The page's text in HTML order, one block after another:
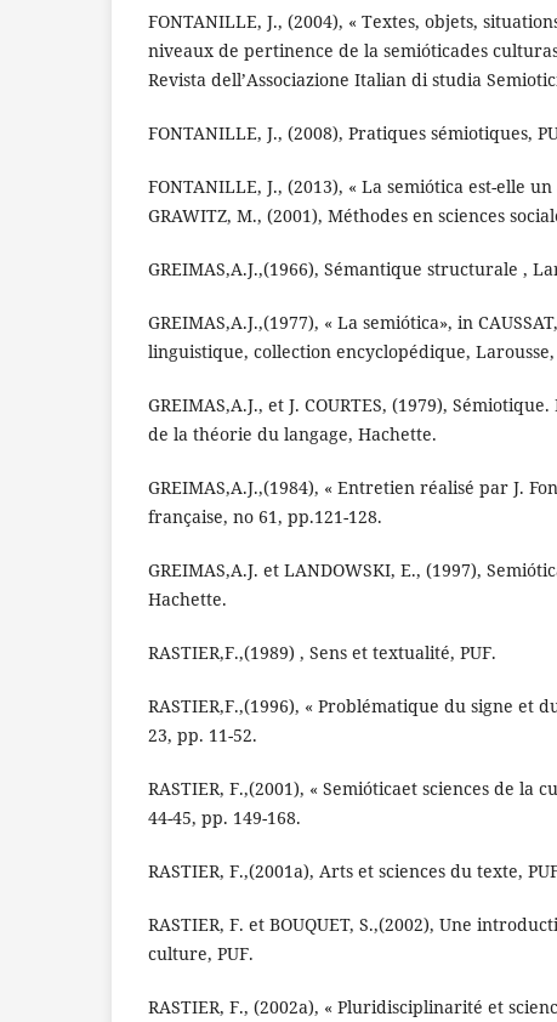
FONTANILLE, J., (2004), « Textes, objets,
niveaux de pertinence de la semióticades
Revista dell’Associazione Italian di studia
FONTANILLE, J., (2008), Pratiques sémiotiques,
FONTANILLE, J., (2013), « La semiótica est-elle
GRAWITZ, M., (2001), Méthodes en sciences
GREIMAS,A.J.,(1966), Sémantique structurale ,
GREIMAS,A.J.,(1977), « La semiótica», in
linguistique, collection encyclopédique, Larousse,
GREIMAS,A.J., et J. COURTES, (1979),
de la théorie du langage, Hachette.
GREIMAS,A.J.,(1984), « Entretien réalisé par J.
française, no 61, pp.121-128.
GREIMAS,A.J. et LANDOWSKI, E., (1997),
Hachette.
RASTIER,F.,(1989) , Sens et textualité, PUF.
RASTIER,F.,(1996), « Problématique du signe et
23, pp. 11-52.
RASTIER, F.,(2001), « Semióticaet sciences de la
44-45, pp. 149-168.
RASTIER, F.,(2001a), Arts et sciences du texte,
RASTIER, F. et BOUQUET, S.,(2002), Une
culture, PUF.
RASTIER, F., (2002a), « Pluridisciplinarité et